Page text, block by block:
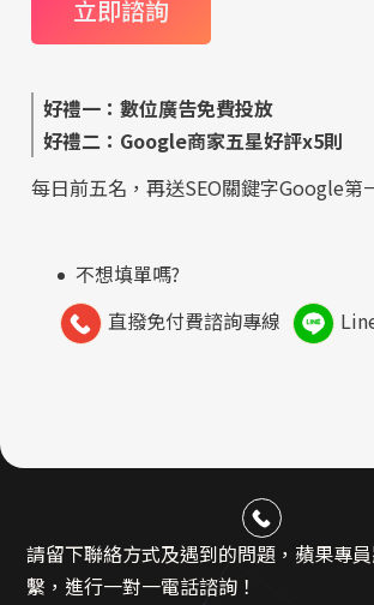
好禮一：數位廣告免費投放
好禮二：Google商家五星好評x5則
每日前五名，再送SEO關鍵字Google第
不想填單嗎?
直撥免付費諮詢專線
請留下聯絡方式及遇到的問題，蘋果專
繫，進行一對一電話諮詢！